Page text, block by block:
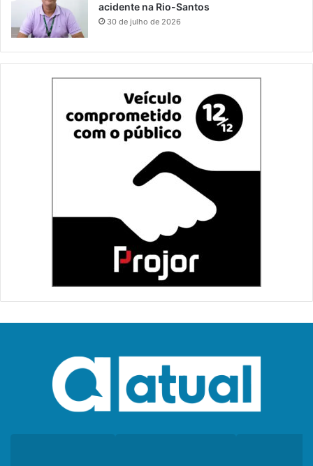
acidente na Rio-Santos
30 de julho de 2026